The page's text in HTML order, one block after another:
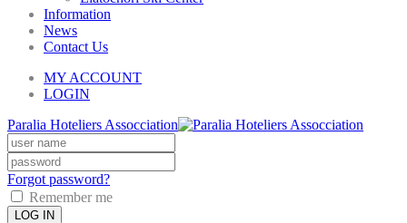
Information
News
Contact Us
MY ACCOUNT
LOGIN
Paralia Hoteliers Assocciation
Forgot password?
Remember me
LOG IN